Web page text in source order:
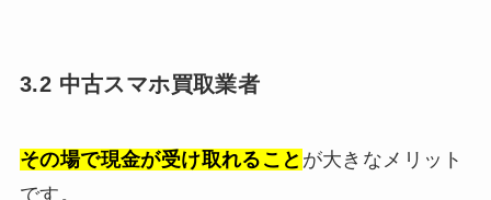
3.2 中古スマホ買取業者
その場で現金が受け取れること が大きなメリット
です。